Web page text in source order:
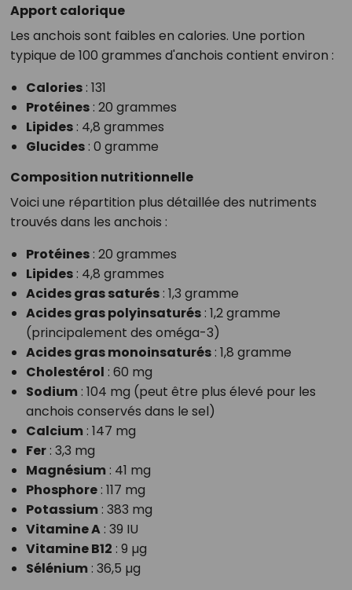
Apport calorique
Les anchois sont faibles en calories. Une portion
typique de 100 grammes d'anchois contient environ :
Calories: 131
Protéines: 20 grammes
Lipides: 4,8 grammes
Glucides: 0 gramme
Composition nutritionnelle
Voici une répartition plus détaillée des nutriments
trouvés dans les anchois :
Protéines: 20 grammes
Lipides: 4,8 grammes
Acides gras saturés: 1,3 gramme
Acides gras polyinsaturés: 1,2 gramme
(principalement des oméga-3)
Acides gras monoinsaturés: 1,8 gramme
Cholestérol : 60 mg
Sodium: 104 mg (peut être plus élevé pour les
anchois conservés dans le sel)
Calcium: 147 mg
Fer: 3,3 mg
Magnésium: 41 mg
Phosphore: 117 mg
Potassium: 383 mg
Vitamine A: 39 IU
Vitamine B12 : 9 µg
Sélénium: 36,5 µg